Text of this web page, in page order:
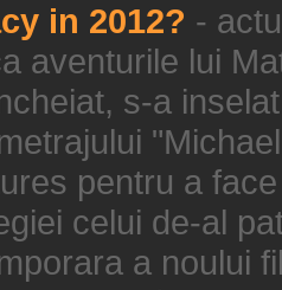
in 2012? -
aventurile lui
s-a
pentru a
celui de-al
a noului